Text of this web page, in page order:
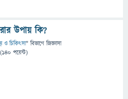
উপায় কি?
ও চিকিৎসা" বিভাগে জিজ্ঞাসা
(140 পয়েন্ট)